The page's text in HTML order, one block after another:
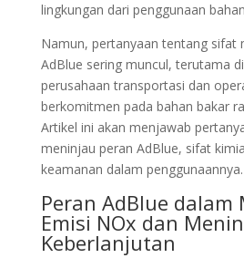
lingkungan dari penggunaan
Namun, pertanyaan tentang sifat
AdBlue sering muncul, terutama
perusahaan transportasi dan
berkomitmen pada bahan bakar
Artikel ini akan menjawab
meninjau peran AdBlue, sifat
keamanan dalam penggunaannya.
Peran AdBlue dalam
Emisi NOx dan
Keberlanjutan